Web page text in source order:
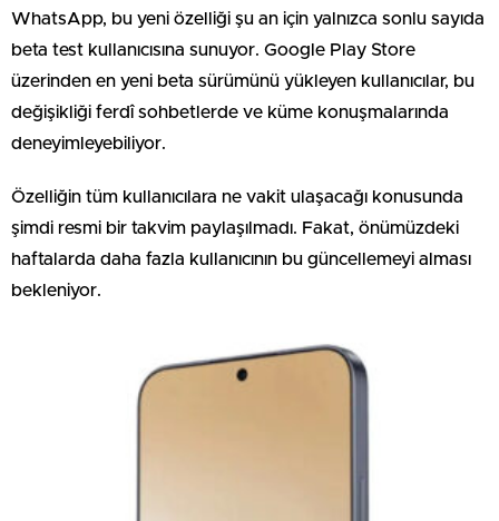
WhatsApp, bu yeni özelliği şu an için yalnızca sonlu sayıda
beta test kullanıcısına sunuyor. Google Play Store
üzerinden en yeni beta sürümünü yükleyen kullanıcılar, bu
değişikliği ferdî sohbetlerde ve küme konuşmalarında
deneyimleyebiliyor.
Özelliğin tüm kullanıcılara ne vakit ulaşacağı konusunda
şimdi resmi bir takvim paylaşılmadı. Fakat, önümüzdeki
haftalarda daha fazla kullanıcının bu güncellemeyi alması
bekleniyor.